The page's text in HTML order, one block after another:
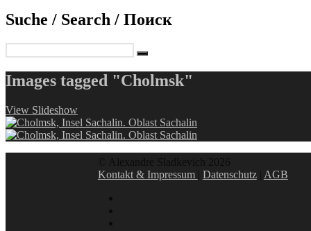
Suche / Search / Поиск
Images tagged "Cholmsk"
View Slideshow
Kontakt & Impressum
Datenschutz| AGB